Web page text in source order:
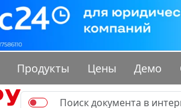
Продукты Цены Демо